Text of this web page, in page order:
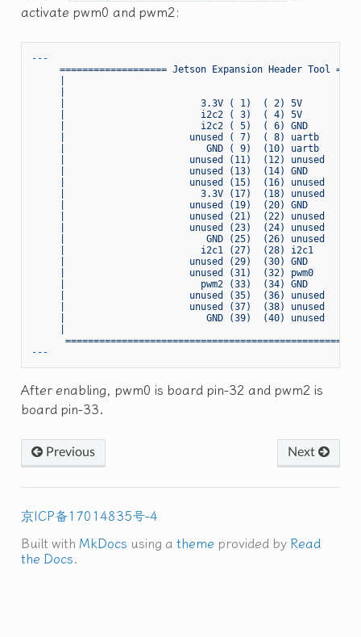
activate pwm0 and pwm2:
---
=================== Jetson Expansion Header Tool
|                        3.3V ( 1)  ( 2) 5V
|                        i2c2 ( 3)  ( 4) 5V
|                        i2c2 ( 5)  ( 6) GND
|                      unused ( 7)  ( 8) uartb
|                         GND ( 9)  (10) uartb
|                      unused (11)  (12) unused
|                      unused (13)  (14) GND
|                      unused (15)  (16) unused
|                        3.3V (17)  (18) unused
|                      unused (19)  (20) GND
|                      unused (21)  (22) unused
|                      unused (23)  (24) unused
|                         GND (25)  (26) unused
|                        i2c1 (27)  (28) i2c1
|                      unused (29)  (30) GND
|                      unused (31)  (32) pwm0
|                        pwm2 (33)  (34) GND
|                      unused (35)  (36) unused
|                      unused (37)  (38) unused
|                         GND (39)  (40) unused
After enabling, pwm0 is board pin-32 and pwm2 is
board pin-33.
Previous Next
京ICP备17014835号-4
Built with MkDocs using a theme provided by Read
the Docs.